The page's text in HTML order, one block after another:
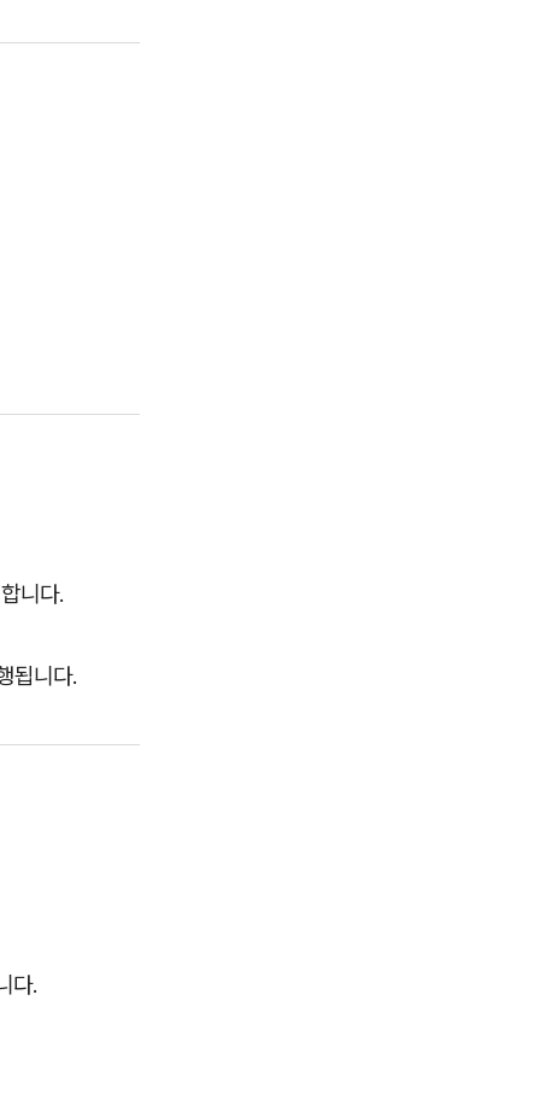
니다.
됩니다.
다.